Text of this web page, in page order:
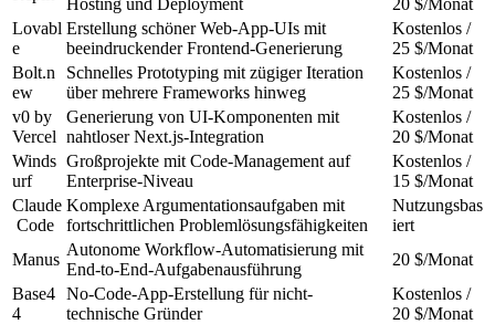
Lovabl
e
Erstellung schöner Web-App-UIs mit
beeindruckender Frontend-Generierung
Kostenlos /
25 $/Monat
Bolt.n
ew
Schnelles Prototyping mit zügiger Iteration
über mehrere Frameworks hinweg
Kostenlos /
25 $/Monat
v0 by
Vercel
Generierung von UI-Komponenten mit
nahtloser Next.js-Integration
Kostenlos /
20 $/Monat
Winds
urf
Großprojekte mit Code-Management auf
Enterprise-Niveau
Kostenlos /
15 $/Monat
Claude
Code
Komplexe Argumentationsaufgaben mit
fortschrittlichen Problemlösungsfähigkeiten
Nutzungsbas
iert
Manus
Autonome Workflow-Automatisierung mit
End-to-End-Aufgabenausführung
20 $/Monat
Base4
4
No-Code-App-Erstellung für nicht-
technische Gründer
Kostenlos /
20 $/Monat